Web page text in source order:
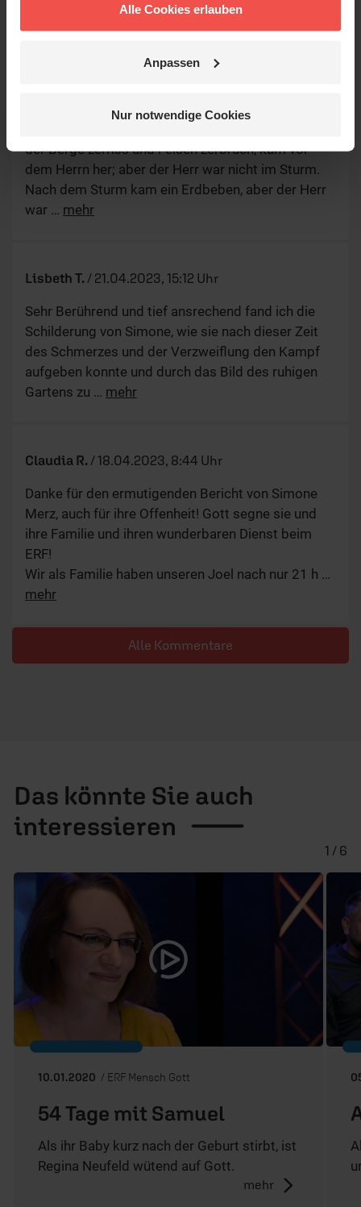
Alle Cookies erlauben
Anpassen
Nur notwendige Cookies
der Berge zerriss und Felsen zerbrach, kam vor
dem Herrn her; aber der Herr war nicht im Sturm.
Nach dem Sturm kam ein Erdbeben, aber der Herr
war … mehr
Lisbeth T. / 21.04.2023, 15:12 Uhr
Sehr Berührend und tief ansrechend fand ich die
Schilderung von Simone, wie sie nach dieser Zeit
des Schmerzes und der Verzweiflung den Kampf
aufgeben konnte und durch das Bild des ruhigen
Gartens zu … mehr
Claudia R. / 18.04.2023, 8:44 Uhr
Danke für den ermutigenden Bericht von Simone
Merz, auch für ihre Offenheit! Gott segne sie und
ihre Familie und ihren wunderbaren Dienst beim
ERF!
Wir als Familie haben unseren Joel nach nur 21 h …
mehr
Alle Kommentare
Das könnte Sie auch
interessieren
10.01.2020 / ERF Mensch Gott
54 Tage mit Samuel
Als ihr Baby kurz nach der Geburt stirbt, ist
Regina Neufeld wütend auf Gott.
mehr
1 / 6